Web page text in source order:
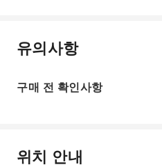
유의사항
구매 전 확인사항
위치 안내